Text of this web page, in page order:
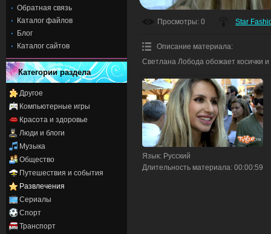
Обратная связь
Каталог файлов
Блог
Каталог сайтов
Категории раздела
Другое
Компьютерные игры
Красота и здоровье
Люди и блоги
Музыка
Общество
Путешествия и события
Развлечения
Сериалы
Спорт
Транспорт
Просмотры: 0 Star
Описание материала:
Светлана Лобода обожает косички
Язык: Русский
Длительность материала: 00:00:59